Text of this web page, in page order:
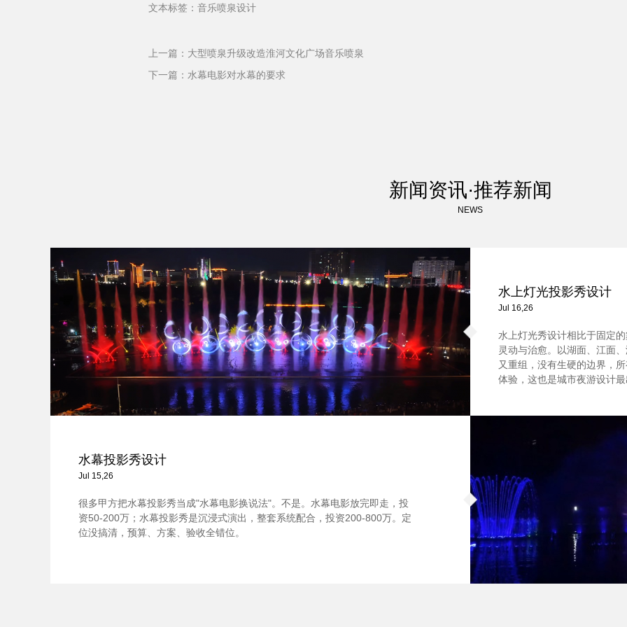
文本标签：音乐喷泉设计
上一篇： 大型喷泉升级改造淮河文化广场音乐喷泉
下一篇： 水幕电影对水幕的要求
新闻资讯·推荐新闻
NEWS
水上灯光投影秀设计
Jul 16,26
水上灯光秀设计相比于固定
灵动与治愈。以湖面、江面
又重组，没有生硬的边界，
体验，这也是城市夜游设计
水幕投影秀设计
Jul 15,26
很多甲方把水幕投影秀当成"水幕电影换说法"。不是。水幕电影放完即走，投
资50-200万；水幕投影秀是沉浸式演出，整套系统配合，投资200-800万。定
位没搞清，预算、方案、验收全错位。